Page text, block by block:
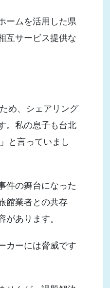
ームを活用した県
互サービス提供な
め、シェアリング
。私の息子も台北
と言っていまし
件の舞台になった
館業者との共存
あります。
カーには脅威です